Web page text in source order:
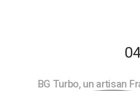
BG Turbo, un artisan